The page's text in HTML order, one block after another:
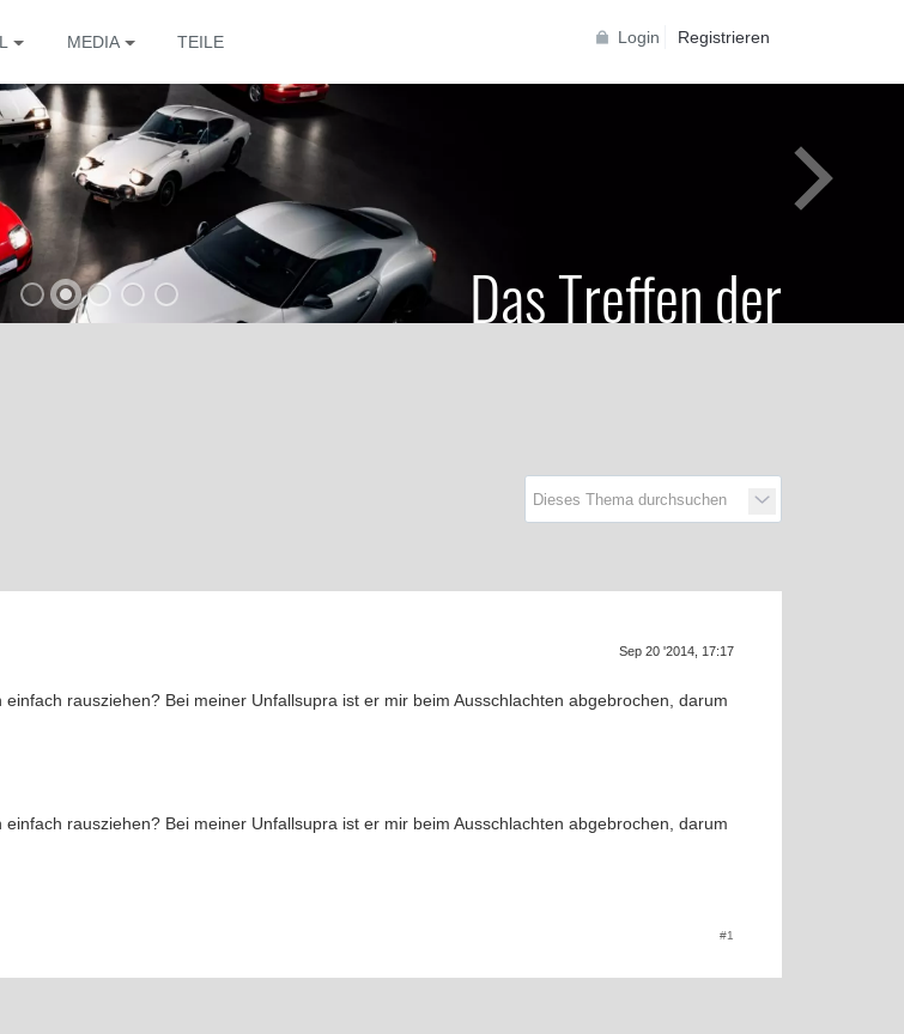
Login Registrieren
MEDIA TEILE
Das Treffen der
Sep 20 '2014, 17:17
rausziehen? Bei meiner Unfallsupra ist er mir beim Ausschlachten abgebrochen, darum
rausziehen? Bei meiner Unfallsupra ist er mir beim Ausschlachten abgebrochen, darum
#1